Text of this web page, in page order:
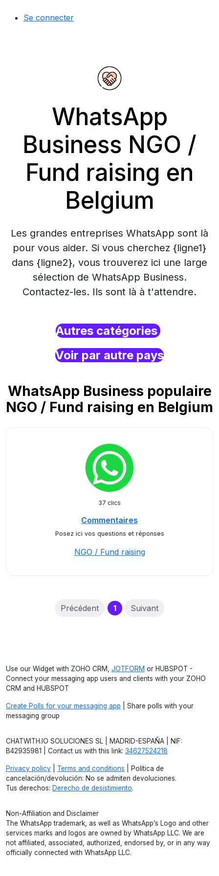
Se connecter
WhatsApp
Business NGO /
Fund raising en
Belgium
Les grandes entreprises WhatsApp sont là
pour vous aider. Si vous cherchez {ligne1}
dans {ligne2}, vous trouverez ici une large
sélection de WhatsApp Business.
Contactez-les. Ils sont là à t'attendre.
Autres catégories
Voir par autre pays
WhatsApp Business populaire
NGO / Fund raising en Belgium
37 clics
Commentaires
Posez ici vos questions et réponses
NGO / Fund raising
Précédent 1(current)
Suivant
Use our Widget with ZOHO CRM, JOTFORM or HUBSPOT -
Connect your messaging app users and clients with your ZOHO
CRM and HUBSPOT
Create Polls for your messaging app | Share polls with your
messaging group
CHATWITH.IO SOLUCIONES SL | MADRID-ESPAÑA | NIF:
B42935981 | Contact us with this link: 34627524218
Privacy policy Terms and conditions | Política de
cancelación/devolución: No se admiten devoluciones.
Tus derechos: Derecho de desistimiento.
Non-Affiliation and Disclaimer
The WhatsApp trademark, as well as WhatsApp’s Logo and other
services marks and logos are owned by WhatsApp LLC. We are
not affiliated, associated, authorized, endorsed by, or in any way
officially connected with WhatsApp LLC.